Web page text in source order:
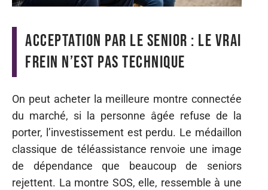
Acceptation par le senior : le vrai
frein n’est pas technique
On peut acheter la meilleure montre connectée
du marché, si la personne âgée refuse de la
porter, l’investissement est perdu. Le médaillon
classique de téléassistance renvoie une image
de dépendance que beaucoup de seniors
rejettent. La montre SOS, elle, ressemble à une